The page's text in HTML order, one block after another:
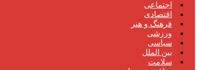
اجتماعی
اقتصادی
فرهنگ و هنر
ورزشی
سیاسی
بین الملل
سلامت